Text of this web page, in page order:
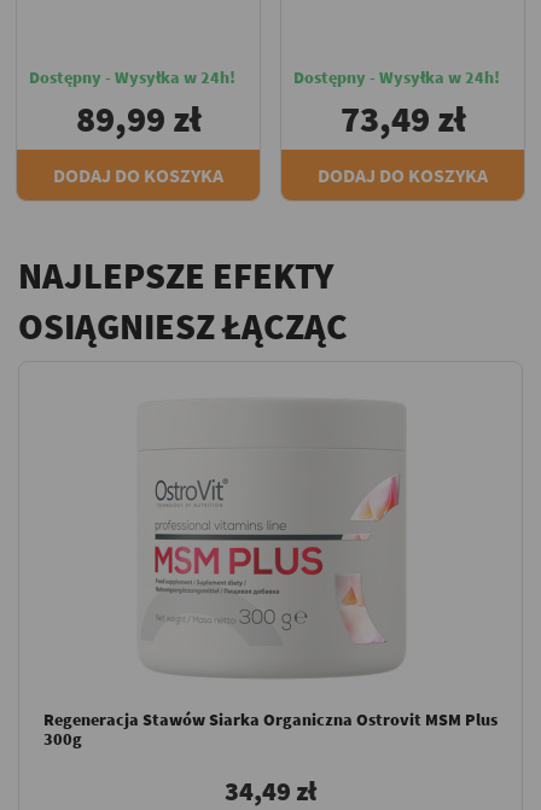
Dostępny - Wysyłka w 24h!
89,99 zł
DODAJ DO KOSZYKA
Dostępny - Wysyłka w 24h!
73,49 zł
DODAJ DO KOSZYKA
NAJLEPSZE EFEKTY
OSIĄGNIESZ ŁĄCZĄC
Regeneracja Stawów Siarka Organiczna Ostrovit MSM Plus
300g
34,49 zł